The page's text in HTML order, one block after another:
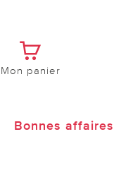
Mon panier
Bonnes affaires